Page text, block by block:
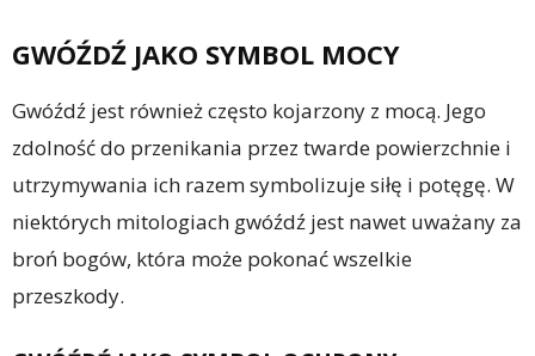
GWÓŹDŹ JAKO SYMBOL MOCY
Gwóźdź jest również często kojarzony z mocą. Jego
zdolność do przenikania przez twarde powierzchnie i
utrzymywania ich razem symbolizuje siłę i potęgę. W
niektórych mitologiach gwóźdź jest nawet uważany za
broń bogów, która może pokonać wszelkie
przeszkody.